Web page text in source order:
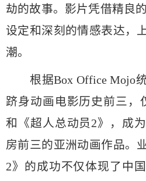
劫的故事。影片凭借精良
设定和深刻的情感表达，
潮。
根据Box Office Mojo统
跻身动画电影历史前三，
和《超人总动员2》，成
房前三的亚洲动画作品。
2》的成功不仅体现了中